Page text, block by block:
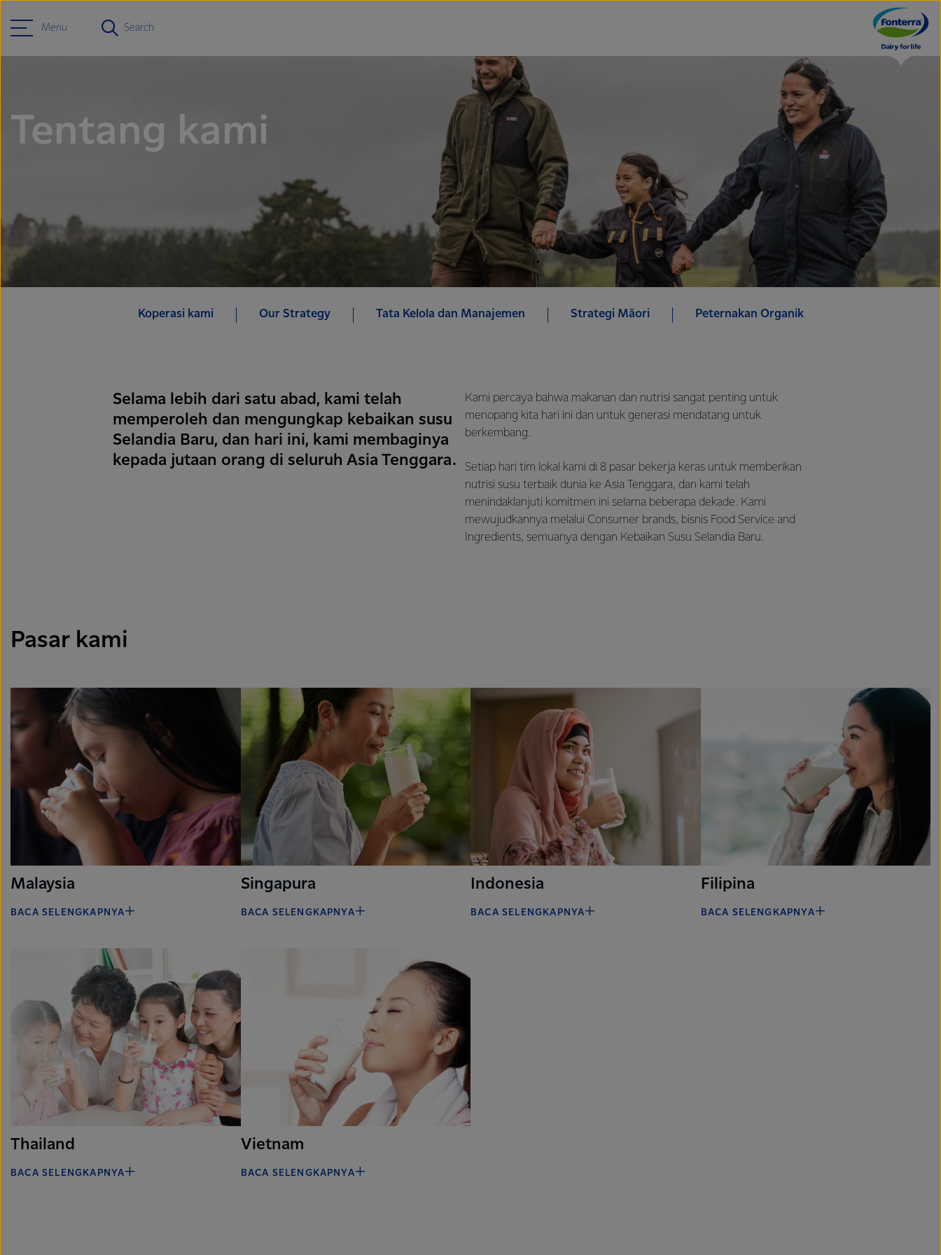
Menu Search
Tentang kami
Koperasi kami Our Strategy Tata Kelola dan Manajemen Strategi Māori Peternakan Organik
Selama lebih dari satu abad, kami telah
memperoleh dan mengungkap kebaikan susu
Selandia Baru, dan hari ini, kami membaginya
kepada jutaan orang di seluruh Asia Tenggara.
Kami percaya bahwa makanan dan nutrisi sangat penting untuk
menopang kita hari ini dan untuk generasi mendatang untuk
berkembang.
Setiap hari tim lokal kami di 8 pasar bekerja keras untuk memberikan
nutrisi susu terbaik dunia ke Asia Tenggara, dan kami telah
menindaklanjuti komitmen ini selama beberapa dekade. Kami
mewujudkannya melalui Consumer brands, bisnis Food Service and
Ingredients, semuanya dengan Kebaikan Susu Selandia Baru.
Pasar kami
Malaysia
BACA SELENGKAPNYA
Thailand
BACA SELENGKAPNYA
Singapura
BACA SELENGKAPNYA
Vietnam
BACA SELENGKAPNYA
Indonesia
BACA SELENGKAPNYA
Filipina
BACA SELENGKAPNYA